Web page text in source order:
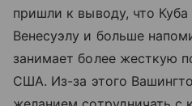
пришли к выводу, что
Венесуэлу и больше
занимает более жесткую
США. Из-за этого